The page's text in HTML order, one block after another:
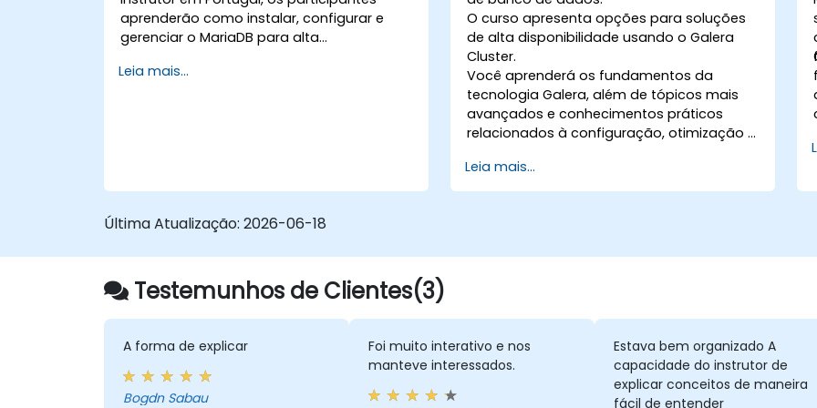
aprenderão como instalar, configurar e
gerenciar o MariaDB para alta
tópicos incluem backup e recuperação,
Leia mais...
O curso apresenta opções para soluções
de alta disponibilidade usando o Galera
Cluster.
Você aprenderá os fundamentos da
tecnologia Galera, além de tópicos mais
avançados e conhecimentos práticos
relacionados à configuração, otimização e
Leia mais...
Última Atualização: 2026-06-18
Testemunhos de Clientes(3)
A forma de explicar
Bogdn Sabau
Foi muito interativo e nos
manteve interessados.
Estava bem organizado A
capacidade do instrutor de
explicar conceitos de maneira
fácil de entender